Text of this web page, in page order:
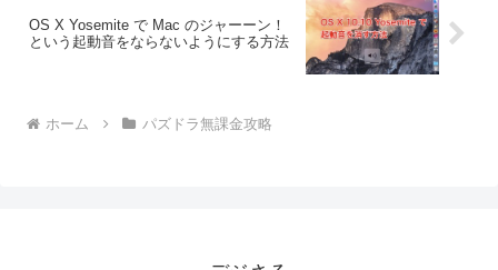
OS X Yosemite で Mac のジャーーン！
という起動音をならないようにする方法
ホーム パズドラ無課金攻略